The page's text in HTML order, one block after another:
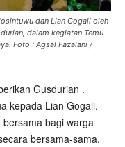
dan Lian Gogali oleh
dalam kegiatan Temu
Foto : Agsal Fazalani /
Gusdurian .
kepada Lian Gogali.
bagi warga
bersama-sama.